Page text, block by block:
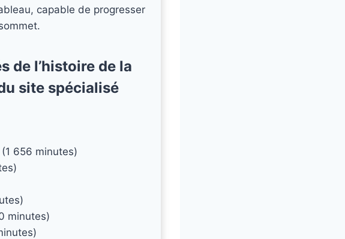
capable de progresser
de l’histoire de la
site spécialisé
656 minutes)
minutes)